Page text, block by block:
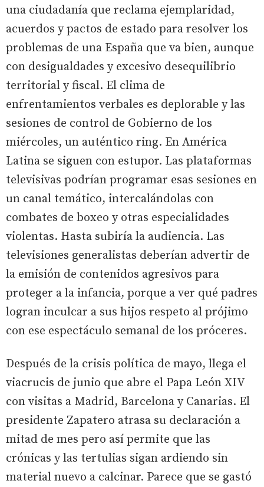
una ciudadanía que reclama ejemplaridad,
acuerdos y pactos de estado para resolver los
problemas de una España que va bien, aunque
con desigualdades y excesivo desequilibrio
territorial y fiscal. El clima de
enfrentamientos verbales es deplorable y las
sesiones de control de Gobierno de los
miércoles, un auténtico ring. En América
Latina se siguen con estupor. Las plataformas
televisivas podrían programar esas sesiones en
un canal temático, intercalándolas con
combates de boxeo y otras especialidades
violentas. Hasta subiría la audiencia. Las
televisiones generalistas deberían advertir de
la emisión de contenidos agresivos para
proteger a la infancia, porque a ver qué padres
logran inculcar a sus hijos respeto al prójimo
con ese espectáculo semanal de los próceres.
Después de la crisis política de mayo, llega el
viacrucis de junio que abre el Papa León XIV
con visitas a Madrid, Barcelona y Canarias. El
presidente Zapatero atrasa su declaración a
mitad de mes pero así permite que las
crónicas y las tertulias sigan ardiendo sin
material nuevo a calcinar. Parece que se gastó